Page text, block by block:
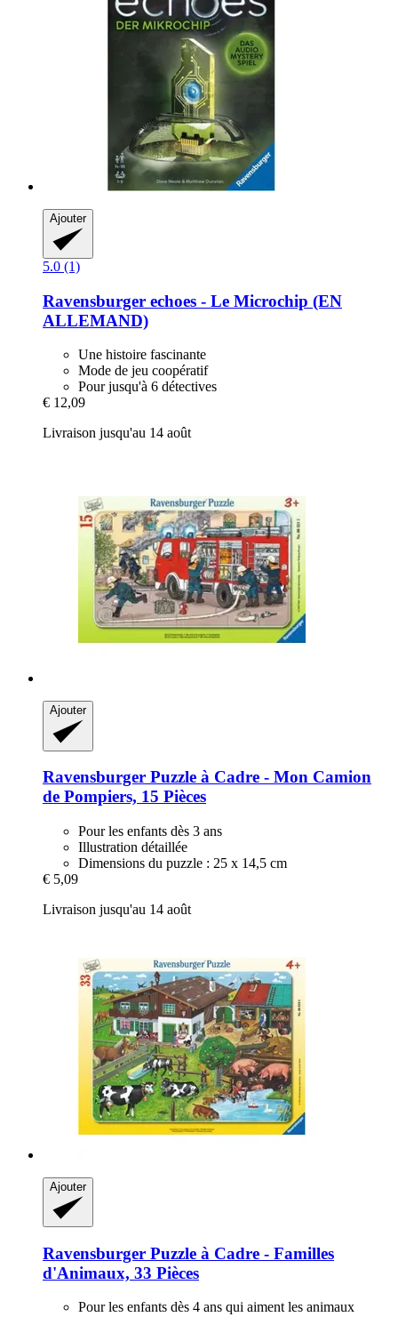
Ajouter
5.0 (1)
Ravensburger echoes -​ Le Microchip (EN
ALLEMAND)
Une histoire fascinante
Mode de jeu coopératif
Pour jusqu'à 6 détectives
€ 12,09
Livraison jusqu'au 14 août
Ajouter
Ravensburger Puzzle à Cadre -​ Mon Camion
de Pompiers, 15 Pièces
Pour les enfants dès 3 ans
Illustration détaillée
Dimensions du puzzle : 25 x 14,5 cm
€ 5,09
Livraison jusqu'au 14 août
Ajouter
Ravensburger Puzzle à Cadre -​ Familles
d'Animaux, 33 Pièces
Pour les enfants dès 4 ans qui aiment les animaux